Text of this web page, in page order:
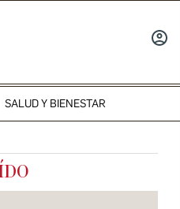
SALUD Y BIENESTAR